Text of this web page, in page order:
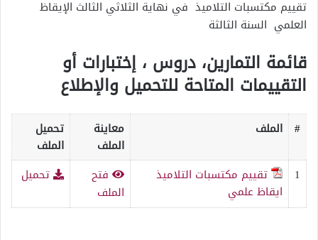
تقييم مكتسبات التلاميذ في نهاية الثلاثي الثالث الإيقاظ
العلمي السنة الثالثة
قائمة التمارين، دروس ، إختبارات أو
التقييمات المتاحة للتحميل والإطلاع
# الملف
معاينة
الملف
تحميل
الملف
1
تقييم مكتسبات التلاميذ
ايقاظ علمي
فتح
الملف
تحميل